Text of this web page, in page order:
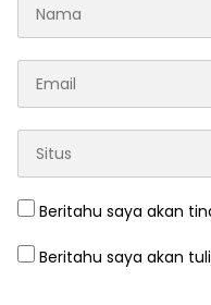
Beritahu saya akan
Beritahu saya akan